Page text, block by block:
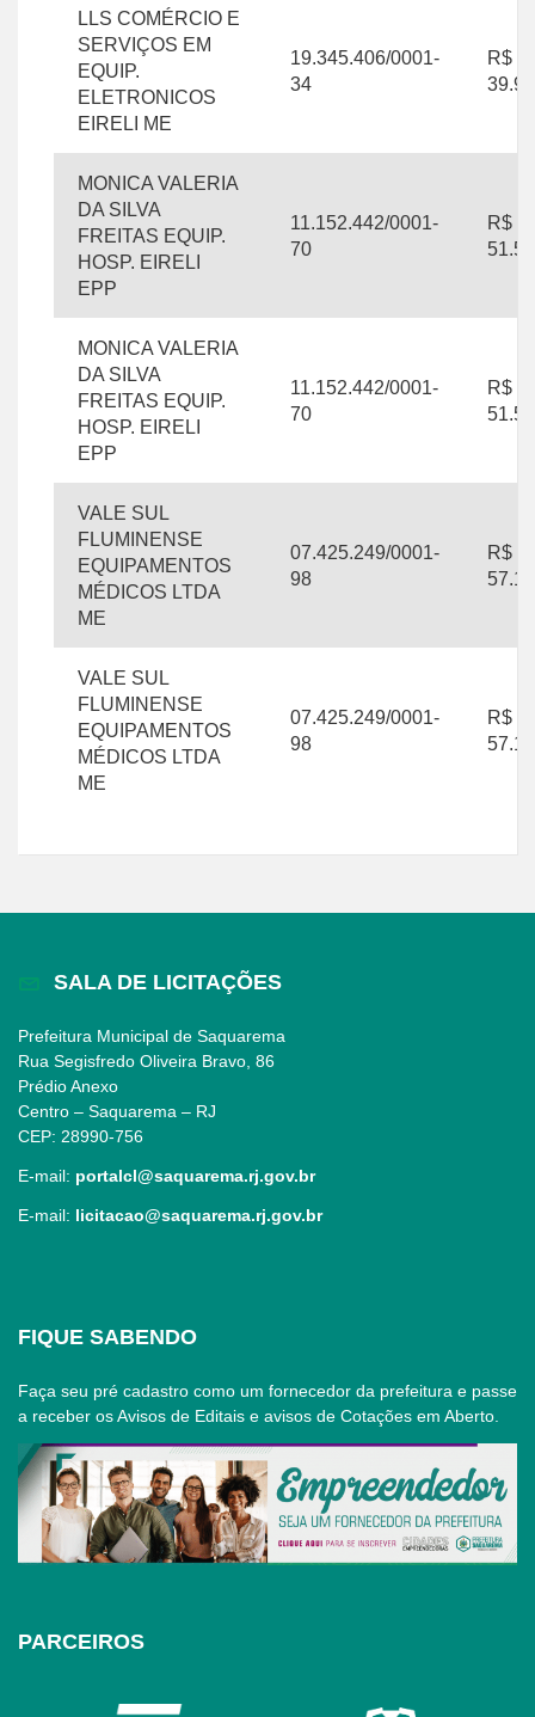
LLS COMÉRCIO E
SERVIÇOS EM
EQUIP.
ELETRONICOS
EIRELI ME
19.345.406/0001-
34
R$
MONICA VALERIA
DA SILVA
FREITAS EQUIP.
HOSP. EIRELI
EPP
11.152.442/0001-
70
R$
MONICA VALERIA
DA SILVA
FREITAS EQUIP.
HOSP. EIRELI
EPP
11.152.442/0001-
70
R$
VALE SUL
FLUMINENSE
EQUIPAMENTOS
MÉDICOS LTDA
ME
07.425.249/0001-
98
R$
VALE SUL
FLUMINENSE
EQUIPAMENTOS
MÉDICOS LTDA
ME
07.425.249/0001-
98
R$
SALA DE LICITAÇÕES
Prefeitura Municipal de Saquarema
Rua Segisfredo Oliveira Bravo, 86
Prédio Anexo
Centro – Saquarema – RJ
CEP: 28990-756
E-mail: portalcl@saquarema.rj.gov.br
E-mail: licitacao@saquarema.rj.gov.br
FIQUE SABENDO
Faça seu pré cadastro como um fornecedor da prefeitura e passe
a receber os Avisos de Editais e avisos de Cotações em Aberto.
PARCEIROS